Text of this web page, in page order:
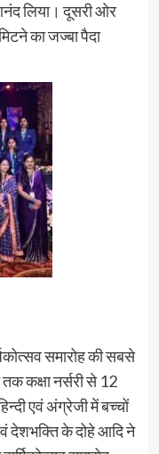
लिया। दूसरी ओर
का जज्बा पैदा
समारोह की सबसे
कक्षा नर्सरी से 12
एवं अंग्रेजी में बच्चों
देशभक्ति के दोहे आदि ने